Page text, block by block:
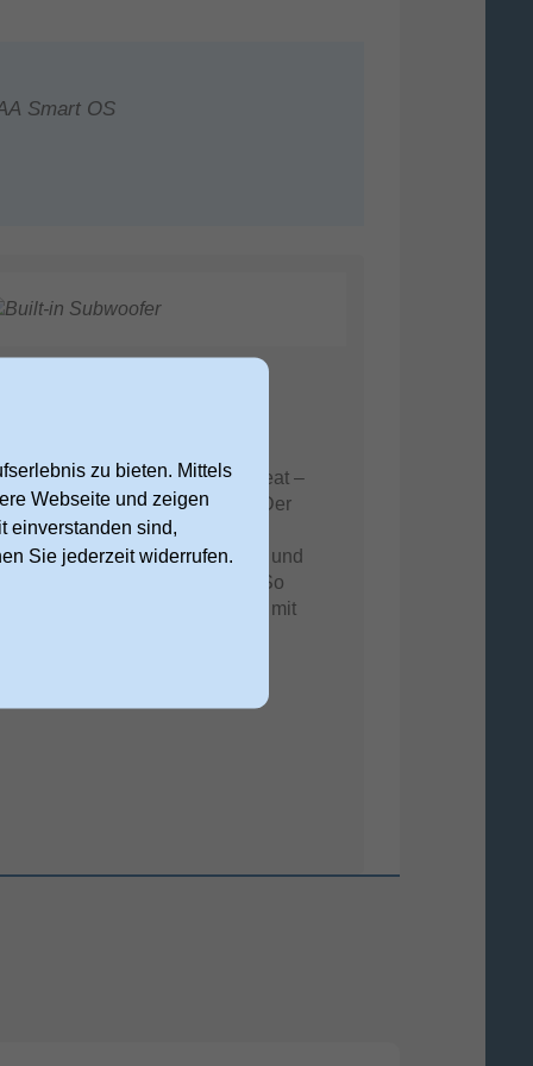
Smart OS
jede Explosion und jeden Beat –
ohne zusätzliche Hardware. Der
Subwoofer liefert tiefen,
Bass direkt aus dem TV und
für satten, kinoreifen Sound. So
du Filme, Sport und Games mit
Energie – wie im Kino.
zu bieten. Mittels
Webseite und zeigen
einverstanden sind,
Sie jederzeit widerrufen.